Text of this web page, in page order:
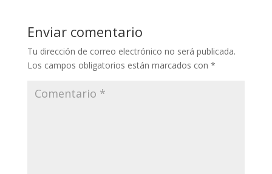
Enviar comentario
Tu dirección de correo electrónico no será publicada.
Los campos obligatorios están marcados con *